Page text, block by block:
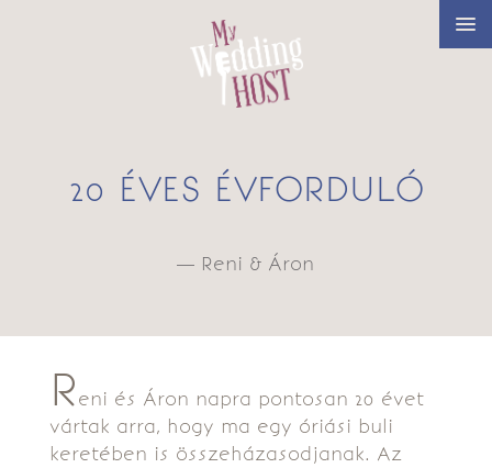
20 ÉVES ÉVFORDULÓ
— Reni & Áron
Reni és Áron napra pontosan 20 évet
vártak arra, hogy ma egy óriási buli
keretében is összeházasodjanak. Az